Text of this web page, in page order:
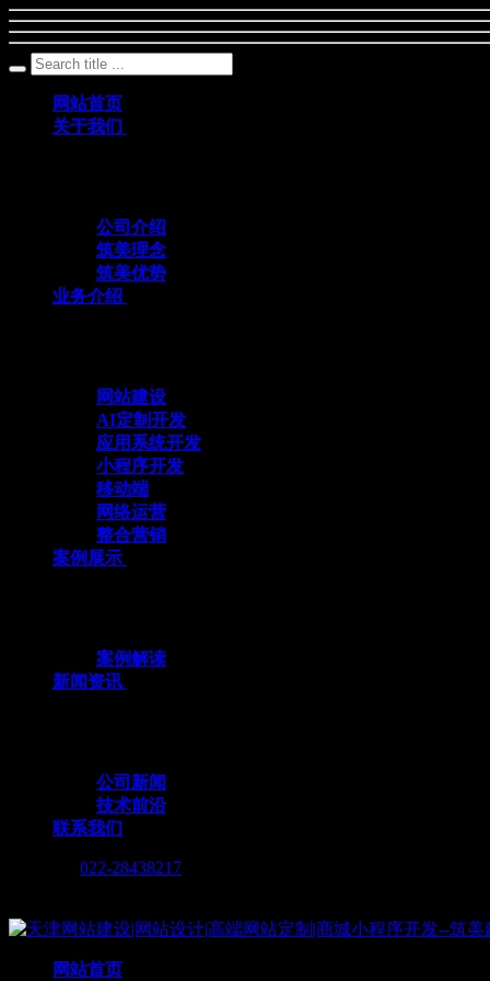
网站首页
关于我们
公司介绍
筑美理念
筑美优势
业务介绍
网站建设
AI定制开发
应用系统开发
小程序开发
移动端
网络运营
整合营销
案例展示
案例解读
新闻资讯
公司新闻
技术前沿
联系我们
022-28438217
网站首页